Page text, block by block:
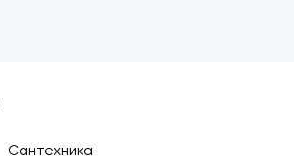
Сантехника